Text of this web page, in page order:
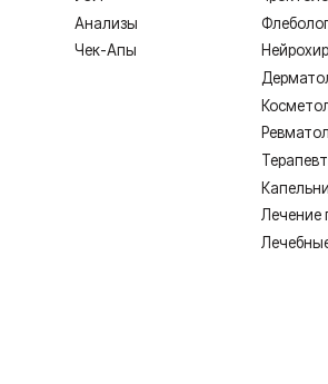
ИМЕЮТСЯ
Лицензия Л041-01128-67/00331765
Согласие на